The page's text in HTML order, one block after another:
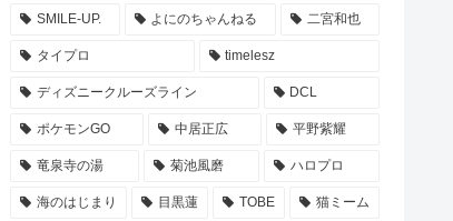
SMILE-UP. よにのちゃんねる 二宮和也
タイプロ timelesz
ディズニークルーズライン DCL
ポケモンGO 中居正広 平野紫耀
竜泉寺の湯 菊池風磨 ハロプロ
海のはじまり 目黒蓮 TOBE 猫ミーム